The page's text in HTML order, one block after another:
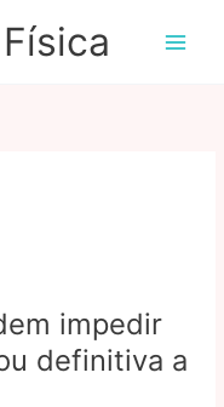
impedir
definitiva a